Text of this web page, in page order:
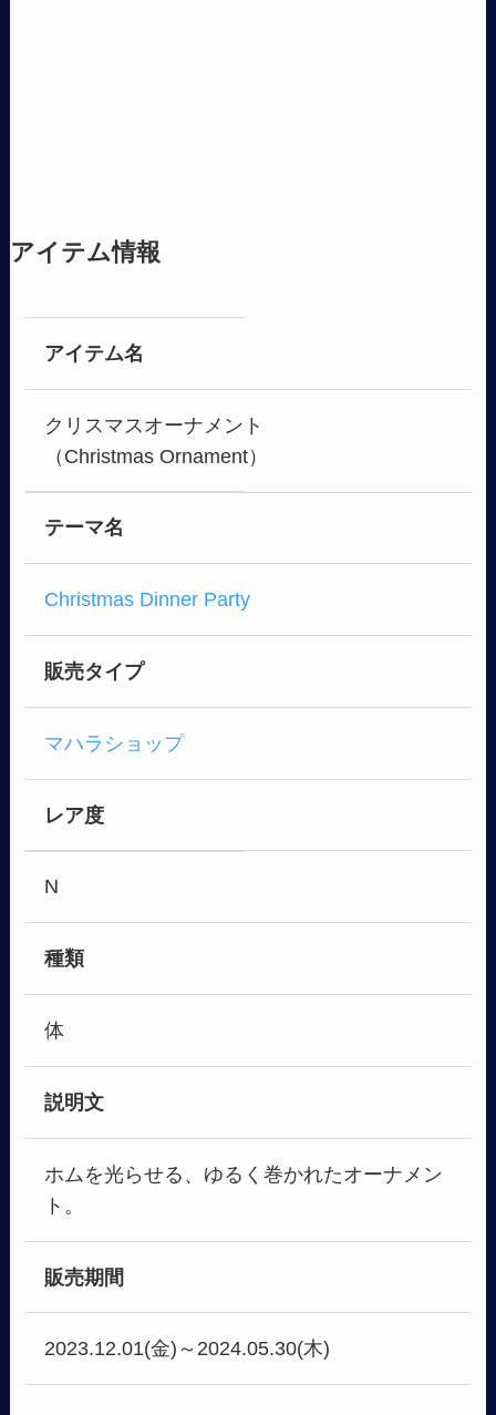
アイテム情報
アイテム名
クリスマスオーナメント
（Christmas Ornament）
テーマ名
Christmas Dinner Party
販売タイプ
マハラショップ
レア度
N
種類
体
説明文
ホムを光らせる、ゆるく巻かれたオーナメン
ト。
販売期間
2023.12.01(金)～2024.05.30(木)